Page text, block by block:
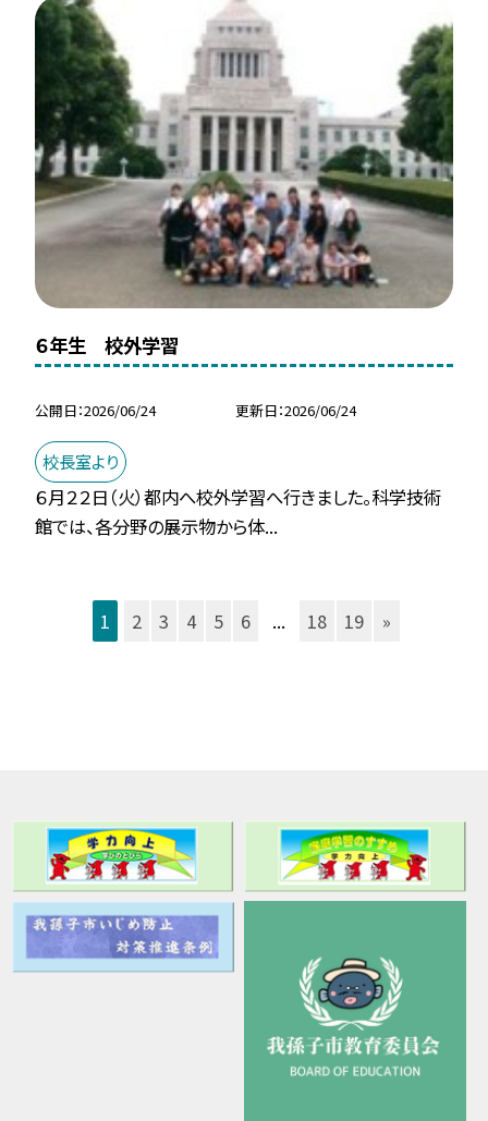
６年生 校外学習
公開日 2026/06/24 更新日 2026/06/24
校長室より
６月２２日（火）都内へ校外学習へ行きました。科学技術
館では、各分野の展示物から体...
1 2 3 4 5 6 ... 18 19 »